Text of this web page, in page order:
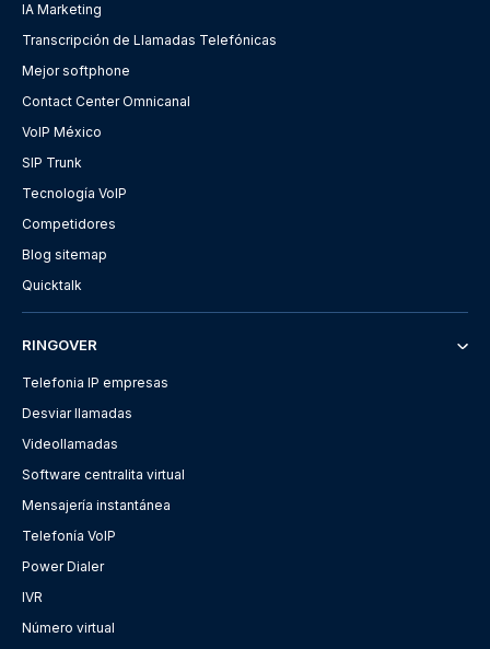
IA Marketing
Transcripción de Llamadas Telefónicas
Mejor softphone
Contact Center Omnicanal
VoIP México
SIP Trunk
Tecnología VoIP
Competidores
Blog sitemap
Quicktalk
RINGOVER
Telefonia IP empresas
Desviar llamadas
Videollamadas
Software centralita virtual
Mensajería instantánea
Telefonía VoIP
Power Dialer
IVR
Número virtual